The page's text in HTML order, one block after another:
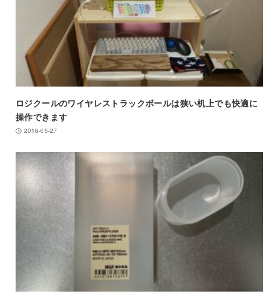
ロジクールのワイヤレストラックボールは狭い机上でも快適に
操作できます
2016-05-27